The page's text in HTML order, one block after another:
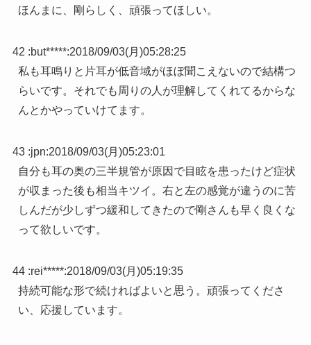
ほんまに、剛らしく、頑張ってほしい。
42 :but*****:2018/09/03(月)05:28:25
私も耳鳴りと片耳が低音域がほぼ聞こえないので結構つ
らいです。それでも周りの人が理解してくれてるからな
んとかやっていけてます。
43 :jpn:2018/09/03(月)05:23:01
自分も耳の奥の三半規管が原因で目眩を患ったけど症状
が収まった後も相当キツイ。右と左の感覚が違うのに苦
しんだが少しずつ緩和してきたので剛さんも早く良くな
って欲しいです。
44 :rei*****:2018/09/03(月)05:19:35
持続可能な形で続ければよいと思う。頑張ってくださ
い、応援しています。